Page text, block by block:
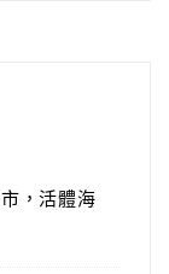
，活體海